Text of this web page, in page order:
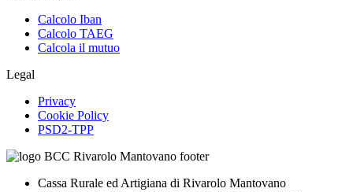
Calcolo Iban
Calcolo TAEG
Calcola il mutuo
Legal
Privacy
Cookie Policy
PSD2-TPP
Cassa Rurale ed Artigiana di Rivarolo Mantovano